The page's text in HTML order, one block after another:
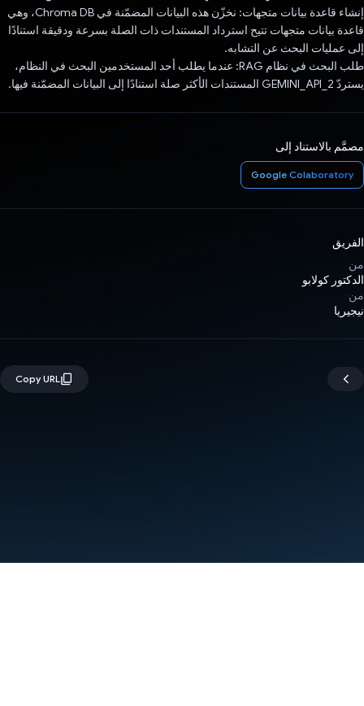
إنشاء قاعدة بيانات متجهات: نخزّن هذه البيانات المضمّنة في Chroma DB، وهي
قاعدة بيانات متجهات تتيح استرداد المستندات ذات الصلة بسرعة ودقيقة استنادًا
إلى عمليات البحث عن التشابه.
طلب البحث في نظام RAG: عندما يطلب أحد المستخدمين البحث في النظام،
يستردّ GEMINI_API_2 المستندات الأكثر صلة استنادًا إلى البيانات المضمّنة فيها.
مصمَّم بالاستناد إلى
Google Colaboratory
الفريق
من
الدكتور كولابو
من
نيجيريا